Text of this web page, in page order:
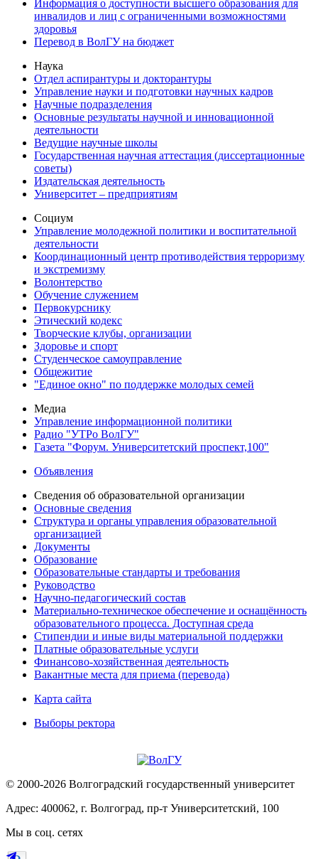
Информация о доступности высшего образования для
инвалидов и лиц с ограниченными возможностями
здоровья
Перевод в ВолГУ на бюджет
Наука
Отдел аспирантуры и докторантуры
Управление науки и подготовки научных кадров
Научные подразделения
Основные результаты научной и инновационной
деятельности
Ведущие научные школы
Государственная научная аттестация (диссертационные
советы)
Издательская деятельность
Университет – предприятиям
Социум
Управление молодежной политики и воспитательной
деятельности
Координационный центр противодействия терроризму
и экстремизму
Волонтерство
Обучение служением
Первокурснику
Этический кодекс
Творческие клубы, организации
Здоровье и спорт
Студенческое самоуправление
Общежитие
"Единое окно" по поддержке молодых семей
Медиа
Управление информационной политики
Радио "УТРо ВолГУ"
Газета "Форум. Университетский проспект,100"
Объявления
Сведения об образовательной организации
Основные сведения
Структура и органы управления образовательной
организацией
Документы
Образование
Образовательные стандарты и требования
Руководство
Научно-педагогический состав
Материально-техническое обеспечение и оснащённость
образовательного процесса. Доступная среда
Стипендии и иные виды материальной поддержки
Платные образовательные услуги
Финансово-хозяйственная деятельность
Вакантные места для приема (перевода)
Карта сайта
Выборы ректора
© 2000-2026 Волгоградский государственный университет
Адрес: 400062, г. Волгоград, пр-т Университетский, 100
Мы в соц. сетях